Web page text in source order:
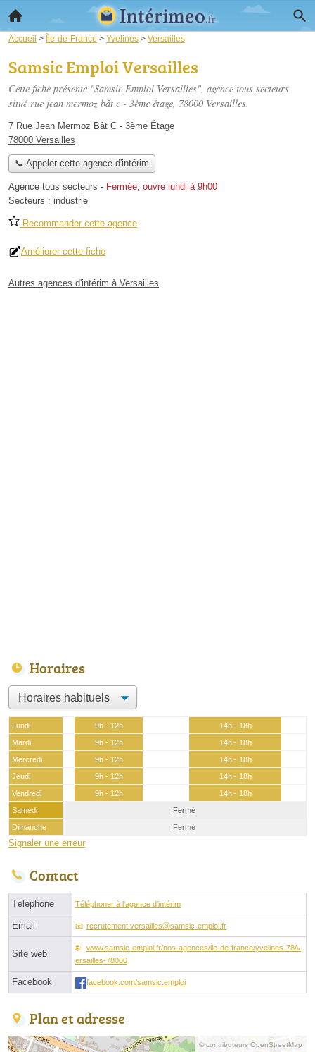
Accueil > Île-de-France > Yvelines > Versailles
Samsic Emploi Versailles
Cette fiche présente "Samsic Emploi Versailles", agence tous secteurs
situé rue jean mermoz bât c - 3ème étage, 78000 Versailles.
7 Rue Jean Mermoz Bât C - 3ème Étage
78000 Versailles
📞 Appeler cette agence d'intérim
Agence tous secteurs - Fermée, ouvre lundi à 9h00
Secteurs : industrie
Recommander cette agence
Améliorer cette fiche
Autres agences d'intérim à Versailles
Horaires
Lundi 9h - 12h
14h - 18h
Mardi
9h - 12h
14h - 18h
Mercredi
9h - 12h
14h - 18h
Jeudi
9h - 12h
14h - 18h
Vendredi
9h - 12h
14h - 18h
Samedi
Fermé
Dimanche
Fermé
Signaler une erreur
Contact
Téléphone Téléphoner à l'agence d'intérim
Email recrutement.versaillesⓐsamsic-emploi.fr
Site web
www.samsic-emploi.fr/nos-agences/ile-de-france/yvelines-78/v
ersailles-78000
Facebook facebook.com/samsic.emploi
Plan et adresse
© contributeurs OpenStreetMap